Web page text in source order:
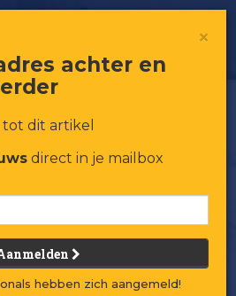
×
achter en
tot dit artikel
direct in je mailbox
hebben zich aangemeld!